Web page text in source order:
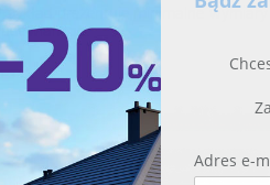
Przykład prezentuje minimalne
budowlanego.